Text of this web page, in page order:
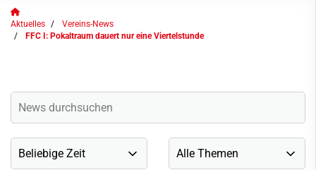
Aktuelles
Vereins-News
FFC I: Pokaltraum dauert nur eine Viertelstunde